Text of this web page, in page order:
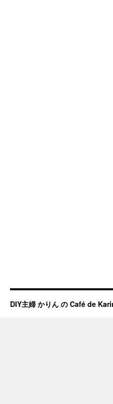
DIY主婦 かりん の Café de